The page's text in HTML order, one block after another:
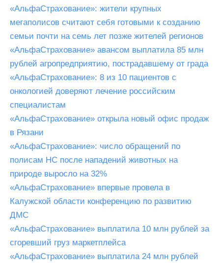
«АльфаСтрахование»: жители крупных
мегаполисов считают себя готовыми к созданию
семьи почти на семь лет позже жителей регионов
«АльфаСтрахование» авансом выплатила 85 млн
рублей агропредприятию, пострадавшему от града
«АльфаСтрахование»: 8 из 10 пациентов с
онкологией доверяют лечение российским
специалистам
«АльфаСтрахование» открыла новый офис продаж
в Рязани
«АльфаСтрахование»: число обращений по
полисам НС после нападений животных на
природе выросло на 32%
«АльфаСтрахование» впервые провела в
Калужской области конференцию по развитию
ДМС
«АльфаСтрахование» выплатила 10 млн рублей за
сгоревший груз маркетплейса
«АльфаСтрахование» выплатила 24 млн рублей